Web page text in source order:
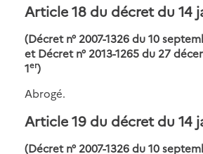
Article 18 du décret du 14
(Décret n° 2007-1326 du 10
et Décret n° 2013-1265 du 27
1er)
Abrogé.
Article 19 du décret du 14
(Décret n° 2007-1326 du 10